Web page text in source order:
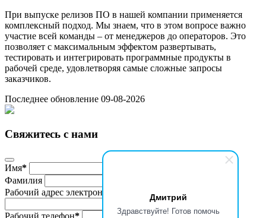
Дмитрий
Здравствуйте! Готов помочь
При выпуске релизов ПО в нашей компании применяется
комплексный подход. Мы знаем, что в этом вопросе важно
участие всей команды – от менеджеров до операторов. Это
позволяет с максимальным эффектом развертывать,
тестировать и интегрировать программные продукты в
рабочей среде, удовлетворяя самые сложные запросы
заказчиков.
Последнее обновление 09-08-2026
Свяжитесь с нами
Имя*
Фамилия
Рабочий адрес электронной почты